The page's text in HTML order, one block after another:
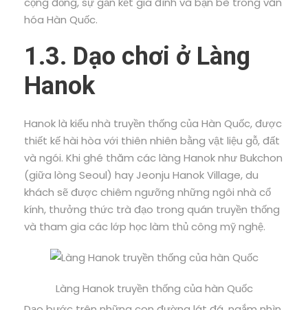
hóa Hàn Quốc.
1.3. Dạo chơi ở Làng
Hanok
Hanok là kiểu nhà truyền thống của Hàn Quốc, được
thiết kế hài hòa với thiên nhiên bằng vật liệu gỗ, đất
và ngói. Khi ghé thăm các làng Hanok như Bukchon
(giữa lòng Seoul) hay Jeonju Hanok Village, du
khách sẽ được chiêm ngưỡng những ngôi nhà cổ
kính, thưởng thức trà đạo trong quán truyền thống
và tham gia các lớp học làm thủ công mỹ nghệ.
Làng Hanok truyền thống của hàn Quốc